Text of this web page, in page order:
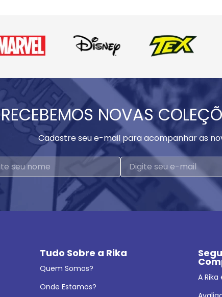
RECEBEMOS NOVAS
Cadastre seu e-mail para acompanhar as
Tudo Sobre a Rika
Quem Somos?
Onde Estamos?
A